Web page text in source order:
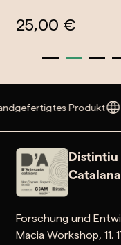
25,00 €
Produkt
Distintiu
Catalana
Forschung und
Macia Workshop,